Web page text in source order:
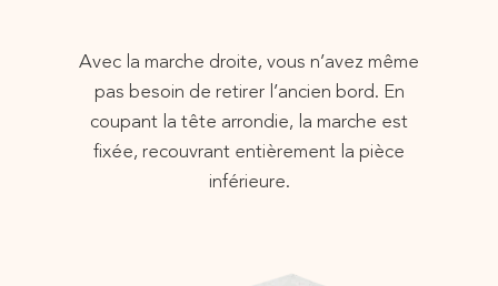
Avec la marche droite, vous n’avez même
pas besoin de retirer l’ancien bord. En
coupant la tête arrondie, la marche est
fixée, recouvrant entièrement la pièce
inférieure.